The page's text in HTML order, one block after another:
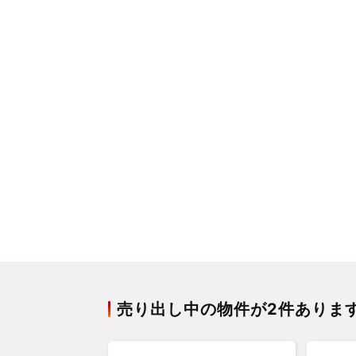
売り出し中の物件が2件ありま